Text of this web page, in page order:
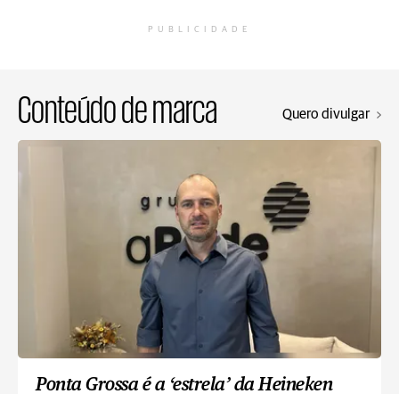
PUBLICIDADE
Conteúdo de marca Quero divulgar
Ponta Grossa é a ‘estrela’ da Heineken